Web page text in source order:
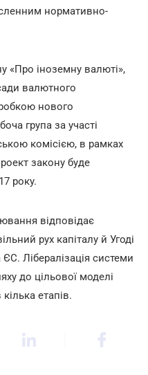
нормативно-
«Про іноземну валюті»,
валютного
нового
група за участі
комісією, в рамках
закону буде
року.
відповідає
рух капіталу й Угоді
Лібералізація системи
до цільової моделі
етапів.